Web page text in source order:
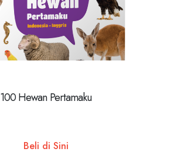
100 Hewan Pertamaku
Beli di Sini